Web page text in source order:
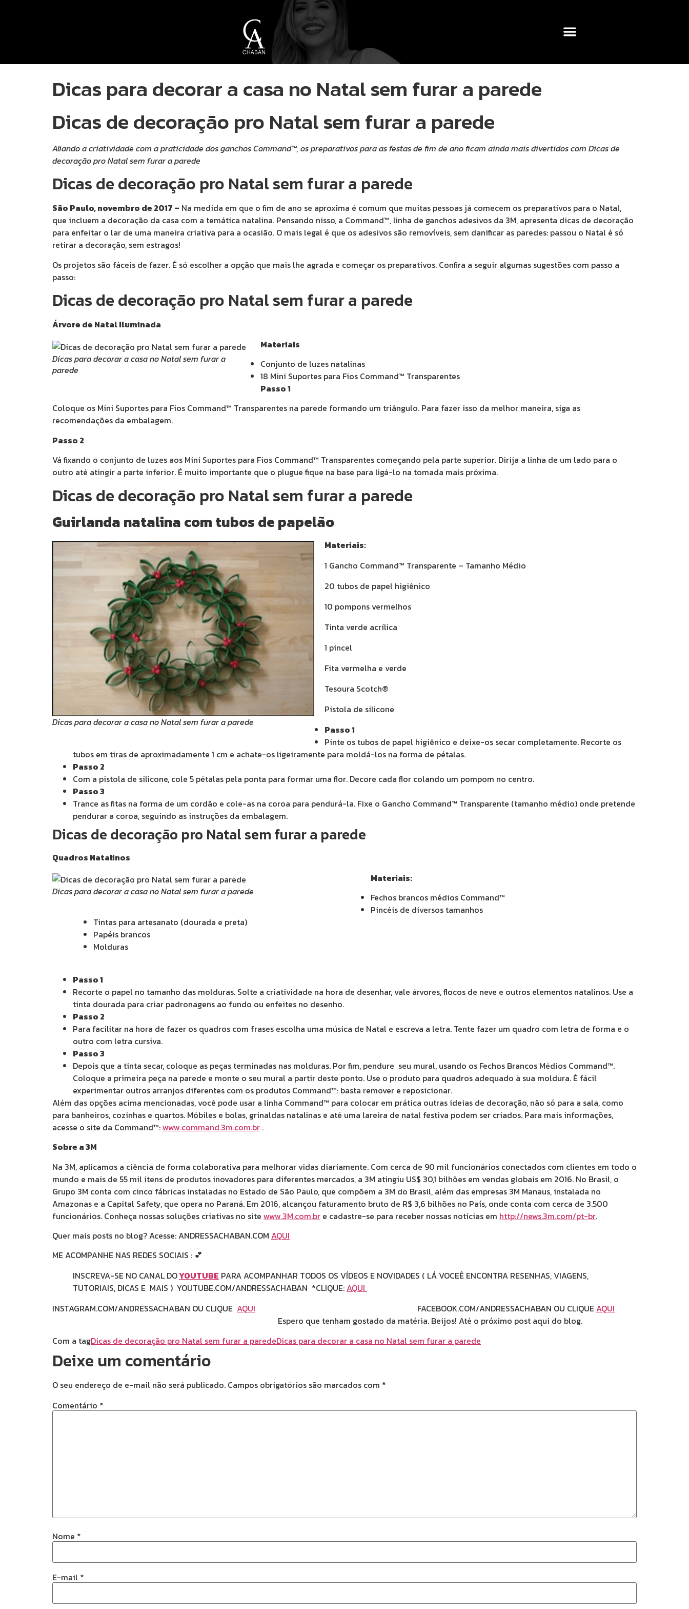
Dicas para decorar a casa no Natal sem furar a parede
Dicas de decoração pro Natal sem furar a parede
Aliando a criatividade com a praticidade dos ganchos Command™, os preparativos para as festas de fim de ano ficam ainda mais divertidos com Dicas de
decoração pro Natal sem furar a parede
Dicas de decoração pro Natal sem furar a parede
São Paulo, novembro de 2017 – Na medida em que o fim de ano se aproxima é comum que muitas pessoas já comecem os preparativos para o Natal,
que incluem a decoração da casa com a temática natalina. Pensando nisso, a Command™, linha de ganchos adesivos da 3M, apresenta dicas de decoração
para enfeitar o lar de uma maneira criativa para a ocasião. O mais legal é que os adesivos são removíveis, sem danificar as paredes: passou o Natal é só
retirar a decoração, sem estragos!
Os projetos são fáceis de fazer. É só escolher a opção que mais lhe agrada e começar os preparativos. Confira a seguir algumas sugestões com passo a
passo:
Dicas de decoração pro Natal sem furar a parede
Árvore de Natal Iluminada
Dicas para decorar a casa no Natal sem furar a
parede
Materiais
Conjunto de luzes natalinas
18 Mini Suportes para Fios Command™ Transparentes
Passo 1
Coloque os Mini Suportes para Fios Command™ Transparentes na parede formando um triângulo. Para fazer isso da melhor maneira, siga as
recomendações da embalagem.
Passo 2
Vá fixando o conjunto de luzes aos Mini Suportes para Fios Command™ Transparentes começando pela parte superior. Dirija a linha de um lado para o
outro até atingir a parte inferior. É muito importante que o plugue fique na base para ligá-lo na tomada mais próxima.
Dicas de decoração pro Natal sem furar a parede
Guirlanda natalina com tubos de papelão
Dicas para decorar a casa no Natal sem furar a parede
Materiais:
1 Gancho Command™ Transparente – Tamanho Médio
20 tubos de papel higiênico
10 pompons vermelhos
Tinta verde acrílica
1 pincel
Fita vermelha e verde
Tesoura Scotch®
Pistola de silicone
Passo 1
Pinte os tubos de papel higiênico e deixe-os secar completamente. Recorte os
tubos em tiras de aproximadamente 1 cm e achate-os ligeiramente para moldá-los na forma de pétalas.
Passo 2
Com a pistola de silicone, cole 5 pétalas pela ponta para formar uma flor. Decore cada flor colando um pompom no centro.
Passo 3
Trance as fitas na forma de um cordão e cole-as na coroa para pendurá-la. Fixe o Gancho Command™ Transparente (tamanho médio) onde pretende
pendurar a coroa, seguindo as instruções da embalagem.
Dicas de decoração pro Natal sem furar a parede
Quadros Natalinos
Dicas para decorar a casa no Natal sem furar a parede
Materiais:
Fechos brancos médios Command™
Pincéis de diversos tamanhos
Tintas para artesanato (dourada e preta)
Papéis brancos
Molduras
Passo 1
Recorte o papel no tamanho das molduras. Solte a criatividade na hora de desenhar, vale árvores, flocos de neve e outros elementos natalinos. Use a
tinta dourada para criar padronagens ao fundo ou enfeites no desenho.
Passo 2
Para facilitar na hora de fazer os quadros com frases escolha uma música de Natal e escreva a letra. Tente fazer um quadro com letra de forma e o
outro com letra cursiva.
Passo 3
Depois que a tinta secar, coloque as peças terminadas nas molduras. Por fim, pendure seu mural, usando os Fechos Brancos Médios Command™.
Coloque a primeira peça na parede e monte o seu mural a partir deste ponto. Use o produto para quadros adequado à sua moldura. É fácil
experimentar outros arranjos diferentes com os produtos Command™: basta remover e reposicionar.
Além das opções acima mencionadas, você pode usar a linha Command™ para colocar em prática outras ideias de decoração, não só para a sala, como
para banheiros, cozinhas e quartos. Móbiles e bolas, grinaldas natalinas e até uma lareira de natal festiva podem ser criados. Para mais informações,
acesse o site da Command™:www.command.3m.com.br .
Sobre a 3M
Na 3M, aplicamos a ciência de forma colaborativa para melhorar vidas diariamente. Com cerca de 90 mil funcionários conectados com clientes em todo o
mundo e mais de 55 mil itens de produtos inovadores para diferentes mercados, a 3M atingiu US$ 30,1 bilhões em vendas globais em 2016. No Brasil, o
Grupo 3M conta com cinco fábricas instaladas no Estado de São Paulo, que compõem a 3M do Brasil, além das empresas 3M Manaus, instalada no
Amazonas e a Capital Safety, que opera no Paraná. Em 2016, alcançou faturamento bruto de R$ 3,6 bilhões no País, onde conta com cerca de 3.500
funcionários. Conheça nossas soluções criativas no site www.3M.com.br e cadastre-se para receber nossas notícias em http://news.3m.com/pt-br.
Quer mais posts no blog? Acesse: ANDRESSACHABAN.COM AQUI
ME ACOMPANHE NAS REDES SOCIAIS : 💕
INSCREVA-SE NO CANAL DOYOUTUBE PARA ACOMPANHAR TODOS OS VÍDEOS E NOVIDADES ( LÁ VOCEÊ ENCONTRA RESENHAS, VIAGENS,
TUTORIAIS, DICAS E MAIS ) YOUTUBE.COM/ANDRESSACHABAN *CLIQUE:AQUI
INSTAGRAM.COM/ANDRESSACHABAN OU CLIQUE AQUI FACEBOOK.COM/ANDRESSACHABAN OU CLIQUEAQUI
Espero que tenham gostado da matéria. Beijos! Até o próximo post aqui do blog.
Com a tagDicas de decoração pro Natal sem furar a paredeDicas para decorar a casa no Natal sem furar a parede
Deixe um comentário
O seu endereço de e-mail não será publicado. Campos obrigatórios são marcados com *
Comentário *
Nome *
E-mail *